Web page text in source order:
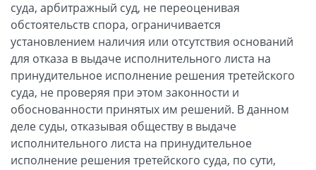
суда, арбитражный суд, не переоценивая
обстоятельств спора, ограничивается
установлением наличия или отсутствия оснований
для отказа в выдаче исполнительного листа на
принудительное исполнение решения третейского
суда, не проверяя при этом законности и
обоснованности принятых им решений. В данном
деле суды, отказывая обществу в выдаче
исполнительного листа на принудительное
исполнение решения третейского суда, по сути,